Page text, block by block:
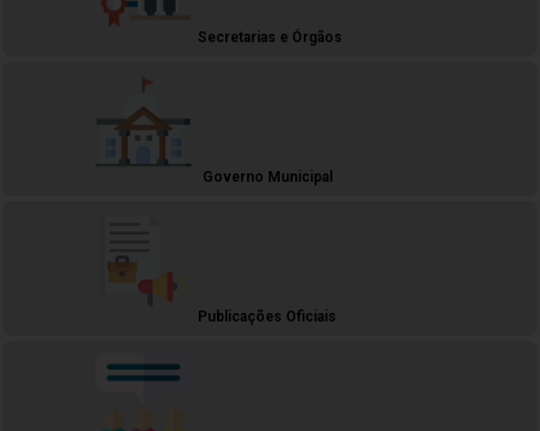
Secretarias e Órgãos
Governo Municipal
Publicações Oficiais